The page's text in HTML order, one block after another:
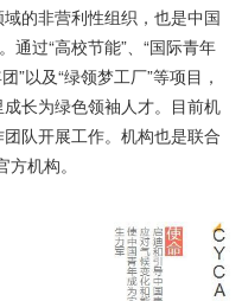
的非营利性组织，也是中国
通过“高校节能”、“国际青年
”以及“绿领梦工厂”等项目，
长为绿色领袖人才。目前机
队开展工作。机构也是联合
机构。